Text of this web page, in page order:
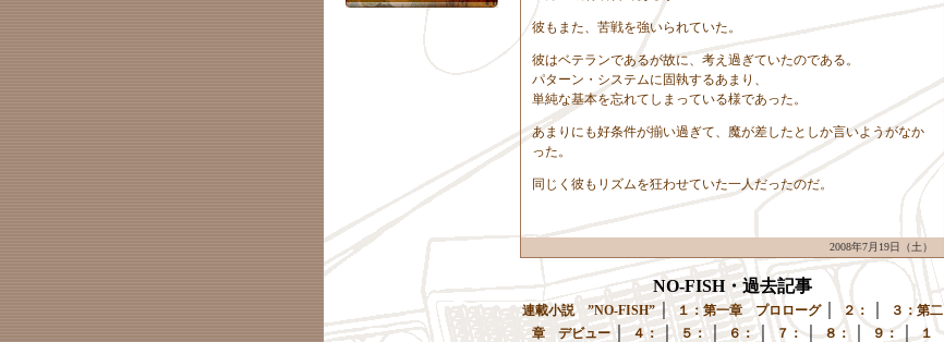
彼もまた、苦戦を強いられていた。
彼はベテランであるが故に、考え過ぎていたのである。
パターン・システムに固執するあまり、
単純な基本を忘れてしまっている様であった。
あまりにも好条件が揃い過ぎて、魔が差したとしか言いようがなか
った。
同じく彼もリズムを狂わせていた一人だったのだ。
2008年7月19日（土）
NO-FISH・過去記事
連載小説 ”NO-FISH”｜１：第一章 プロローグ｜２：
３：第二
章 デビュー｜４：｜５：｜６：｜ ７：｜８：｜９：｜１